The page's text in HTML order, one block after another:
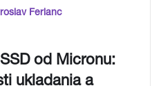
Ferianc
od Micronu:
ukladania a